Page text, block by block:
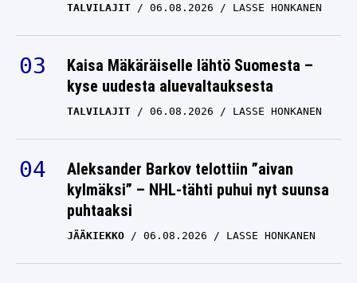
TALVILAJIT 06.08.2026 LASSE HONKANEN
Kaisa Mäkäräiselle lähtö Suomesta –
kyse uudesta aluevaltauksesta
TALVILAJIT 06.08.2026 LASSE HONKANEN
Aleksander Barkov telottiin ”aivan
kylmäksi” – NHL-tähti puhui nyt suunsa
puhtaaksi
JÄÄKIEKKO 06.08.2026 LASSE HONKANEN